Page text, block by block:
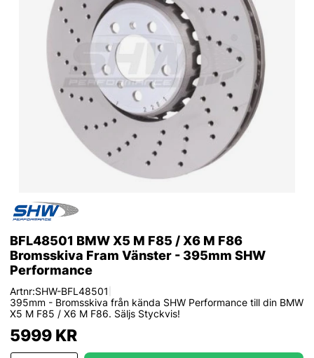
BFL48501 BMW X5 M F85 / X6 M F86
Bromsskiva Fram Vänster - 395mm SHW
Performance
Artnr:SHW-BFL48501
395mm - Bromsskiva från kända SHW Performance till din BMW
X5 M F85 / X6 M F86. Säljs Styckvis!
5999KR